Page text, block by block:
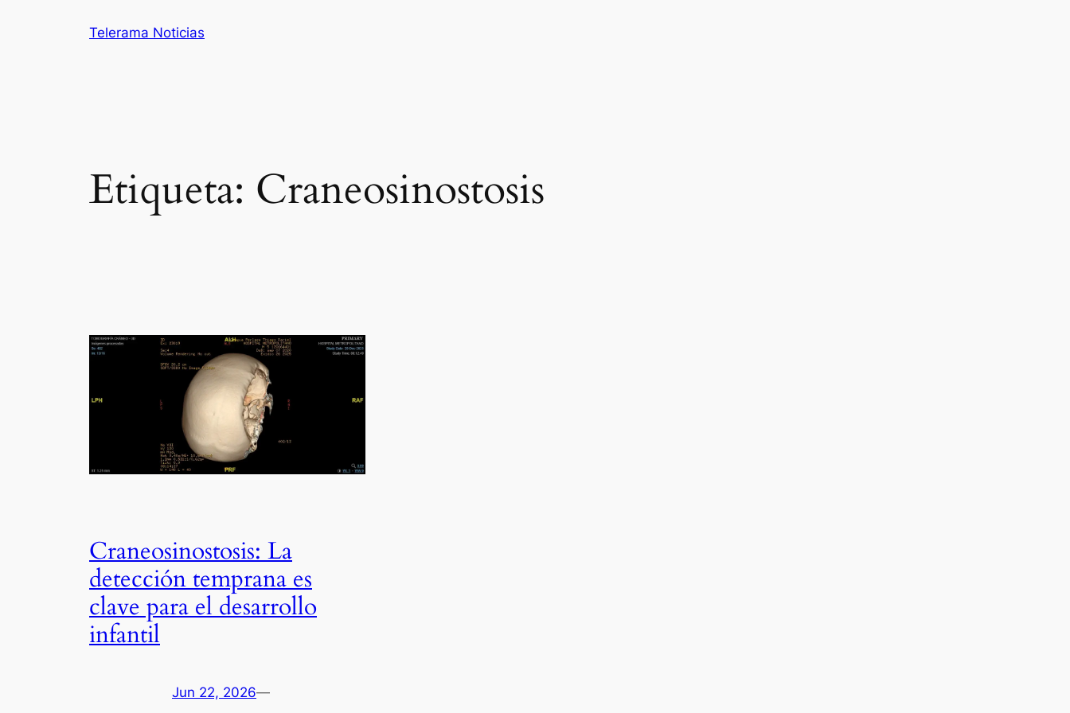
Telerama Noticias
Etiqueta: Craneosinostosis
Craneosinostosis: La
detección temprana es
clave para el desarrollo
infantil
Jun 22, 2026—